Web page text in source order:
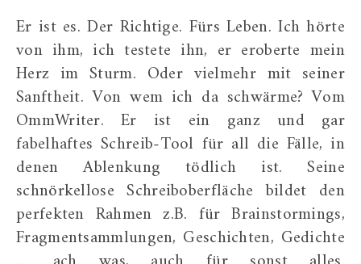
Er ist es. Der Richtige. Fürs Leben. Ich hörte
von ihm, ich testete ihn, er eroberte mein
Herz im Sturm. Oder vielmehr mit seiner
Sanftheit. Von wem ich da schwärme? Vom
OmmWriter. Er ist ein ganz und gar
fabelhaftes Schreib-Tool für all die Fälle, in
denen Ablenkung tödlich ist. Seine
schnörkellose Schreiboberfläche bildet den
perfekten Rahmen z.B. für Brainstormings,
Fragmentsammlungen, Geschichten, Gedichte